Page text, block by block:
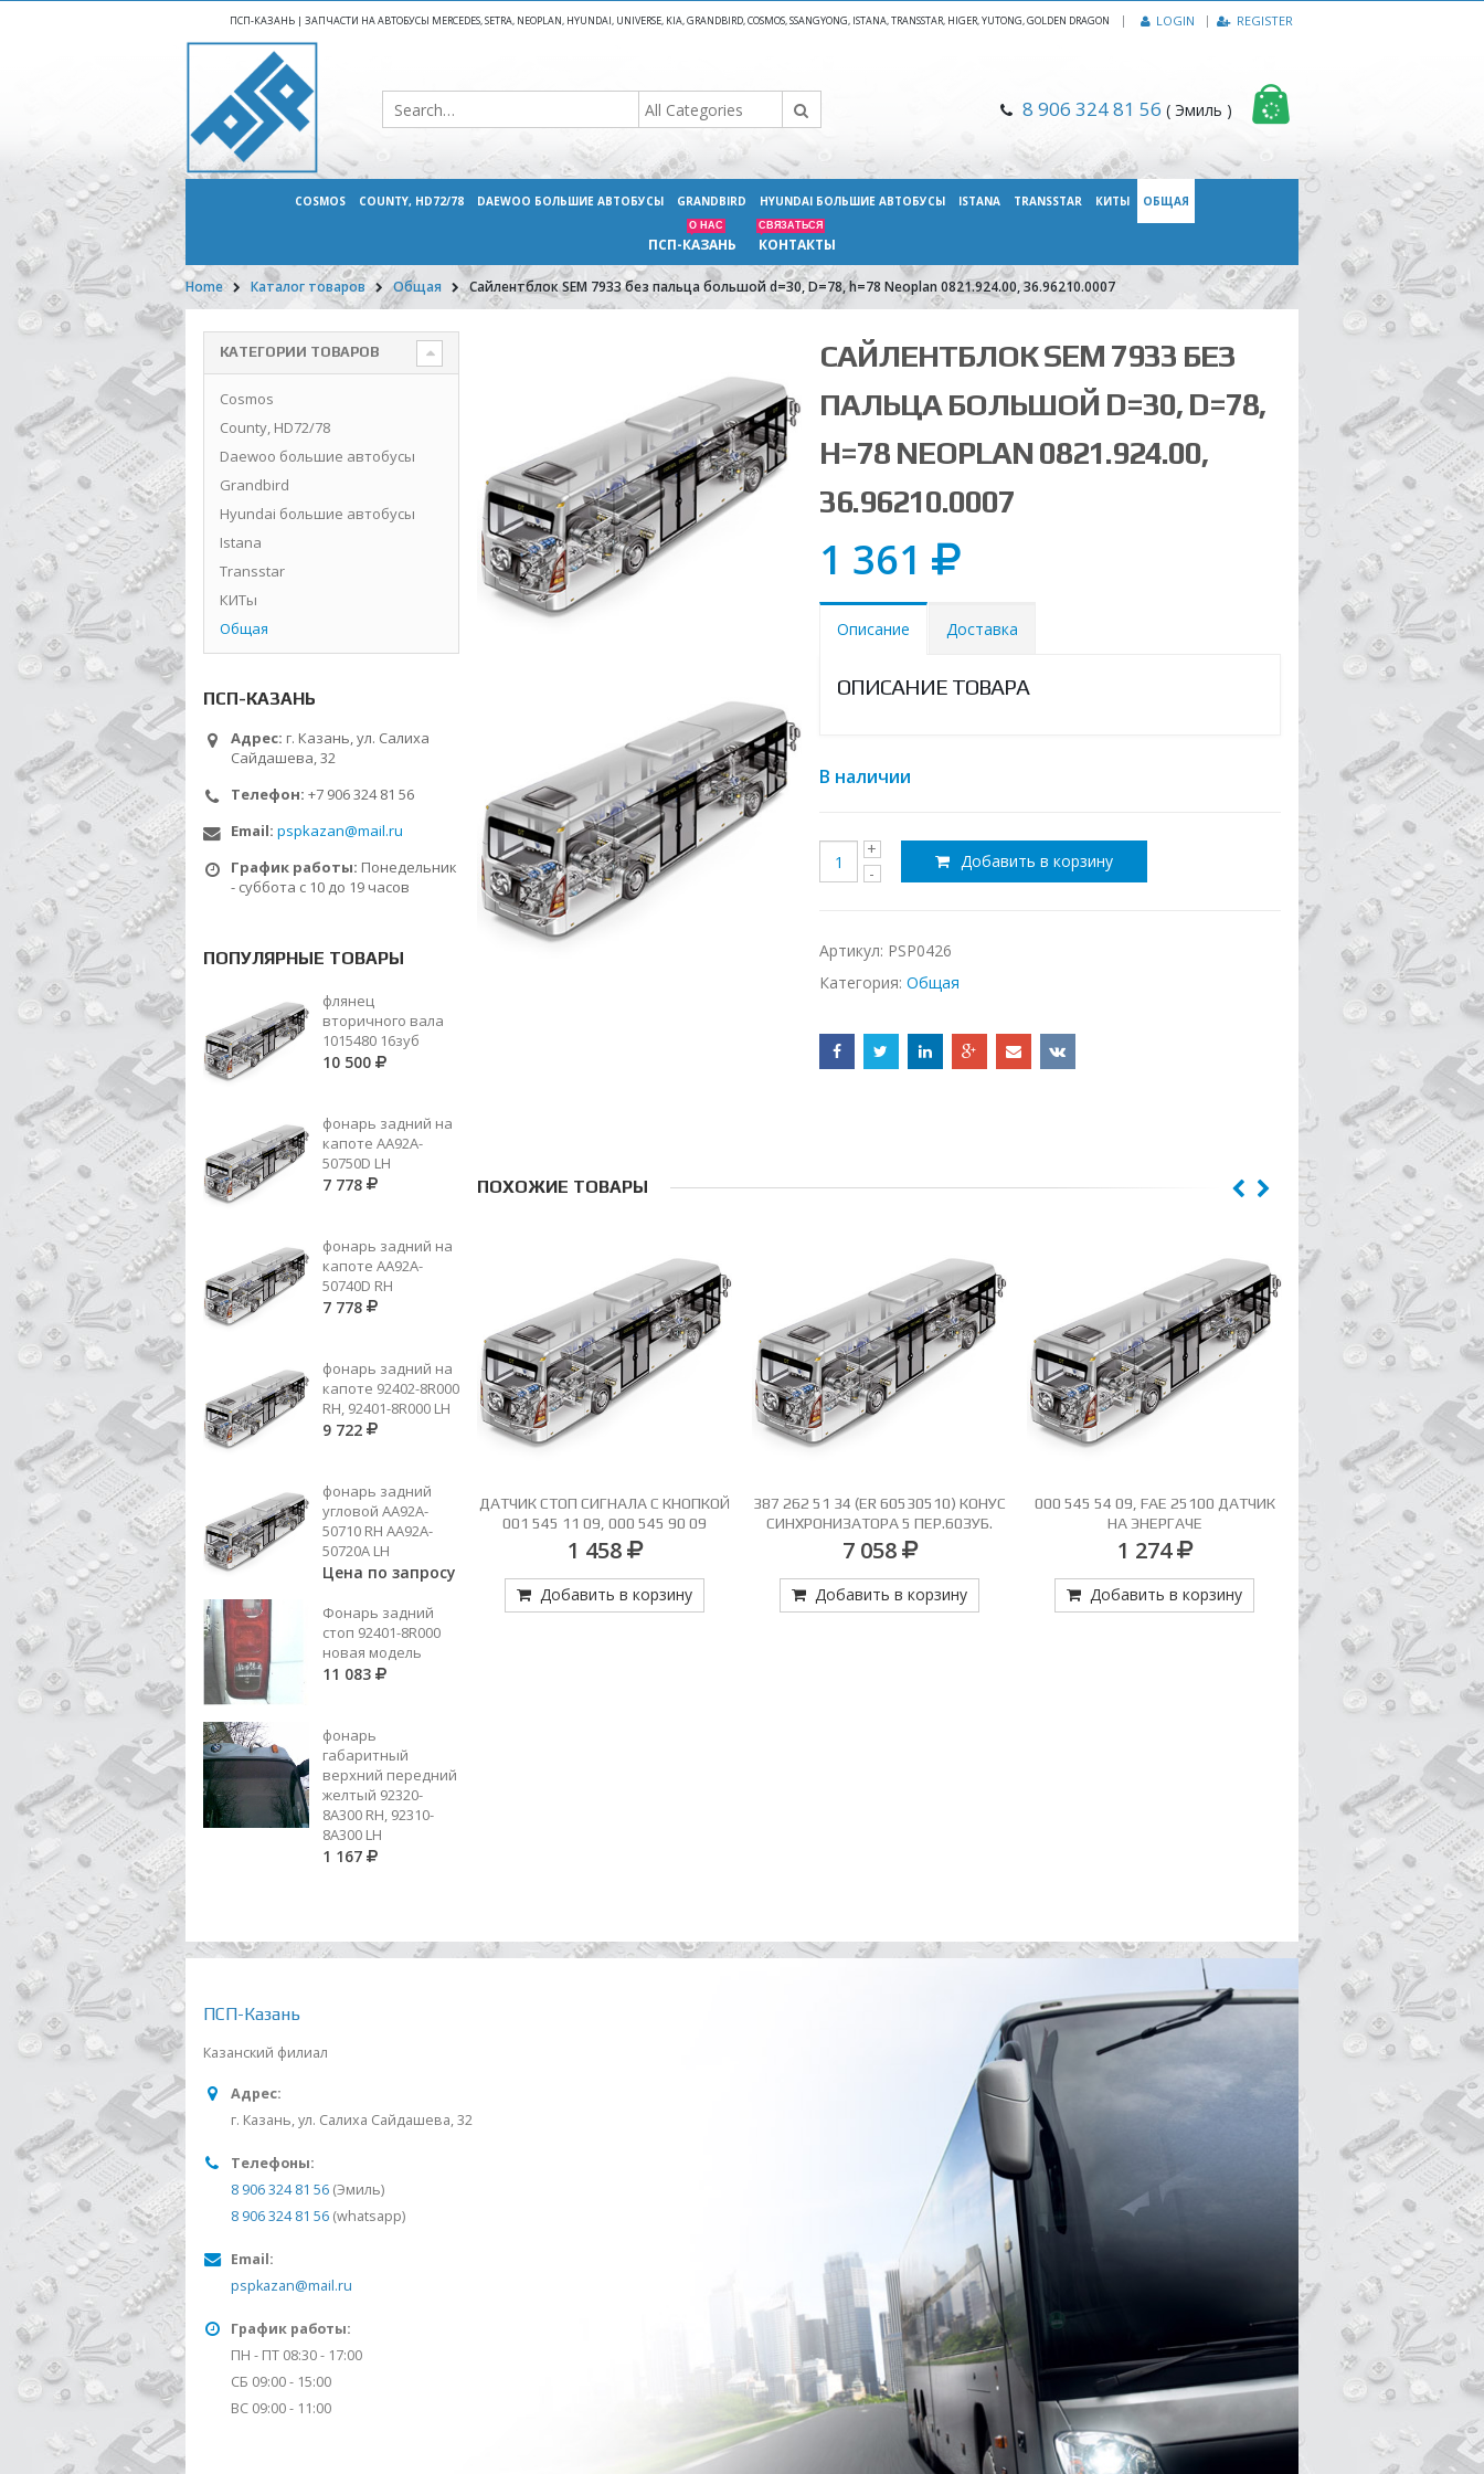
ПСП-КАЗАНЬ | ЗАПЧАСТИ НА АВТОБУСЫ MERCEDES, SETRA, NEOPLAN, HYUNDAI, UNIVERSE, KIA, GRANDBIRD, COSMOS, SSANGYONG, ISTANA, TRANSSTAR, HIGER, YUTONG, GOLDEN DRAGON | LOGIN REGISTER
8 906 324 81 56 ( Эмиль )
COSMOS COUNTY, HD72/78 DAEWOO БОЛЬШИЕ АВТОБУСЫ GRANDBIRD HYUNDAI БОЛЬШИЕ АВТОБУСЫ ISTANA TRANSSTAR КИТЫ ОБЩАЯ
ПСП-КАЗАНЬ
О НАС
КОНТАКТЫ
СВЯЗАТЬСЯ
Home Каталог товаров Общая Сайлентблок SEM 7933 без пальца большой d=30, D=78, h=78 Neoplan 0821.924.00, 36.96210.0007
САЙЛЕНТБЛОК SEM 7933 БЕЗ
ПАЛЬЦА БОЛЬШОЙ D=30, D=78,
H=78 NEOPLAN 0821.924.00,
36.96210.0007
1 361
Описание Доставка
ОПИСАНИЕ ТОВАРА
В наличии
Добавить в корзину
Артикул: PSP0426
Категория: Общая
ПОХОЖИЕ ТОВАРЫ
387 262 40 14 (ER 60530081)
ШЕСТ.4 ПЕР. 30З.
6 611
Добавить в корзину
ДАТЧИК СТОП СИГНАЛА С КНОПКОЙ
001 545 11 09, 000 545 90 09
TRUCKTEC 01.42.074
1 458
Добавить в корзину
387 262 51 34 (ER 60530510) КОНУС
СИНХРОНИЗАТОРА 5 ПЕР.60ЗУБ.
7 058
Добавить в корзину
000 545 54 09, FAE 25100 ДАТЧИК
НА ЭНЕРГАЧЕ
1 274
Добавить в корзину
008 981 99 10 (ER
ИГ.ПОДШ 4 ПЕР.=008
Цена по
Добавить в
КАТЕГОРИИ ТОВАРОВ
Cosmos
County, HD72/78
Daewoo большие автобусы
Grandbird
Hyundai большие автобусы
Istana
Transstar
КИТы
Общая
ПСП-КАЗАНЬ
Адрес: г. Казань, ул. Салиха
Сайдашева, 32
Телефон: +7 906 324 81 56
Email: pspkazan@mail.ru
График работы: Понедельник
- суббота с 10 до 19 часов
ПОПУЛЯРНЫЕ ТОВАРЫ
флянец
вторичного вала
1015480 16зуб
10 500
фонарь задний на
капоте AA92A-
50750D LH
7 778
фонарь задний на
капоте AA92A-
50740D RH
7 778
фонарь задний на
капоте 92402-8R000
RH, 92401-8R000 LH
9 722
фонарь задний
угловой AA92A-
50710 RH AA92A-
50720A LH
Цена по запросу
Фонарь задний
стоп 92401-8R000
новая модель
11 083
фонарь
габаритный
верхний передний
желтый 92320-
8A300 RH, 92310-
8А300 LH
1 167
ПСП-Казань
Казанский филиал
Адрес:
г. Казань, ул. Салиха Сайдашева, 32
Телефоны:
8 906 324 81 56 (Эмиль)
8 906 324 81 56 (whatsapp)
Email:
pspkazan@mail.ru
График работы:
ПН - ПТ 08:30 - 17:00
СБ 09:00 - 15:00
ВС 09:00 - 11:00